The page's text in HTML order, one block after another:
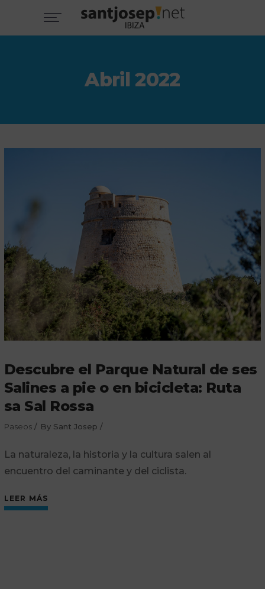
Abril 2022
Descubre el Parque Natural de ses
Salines a pie o en bicicleta: Ruta
sa Sal Rossa
Paseos By Sant Josep
La naturaleza, la historia y la cultura salen al
encuentro del caminante y del ciclista.
LEER MÁS